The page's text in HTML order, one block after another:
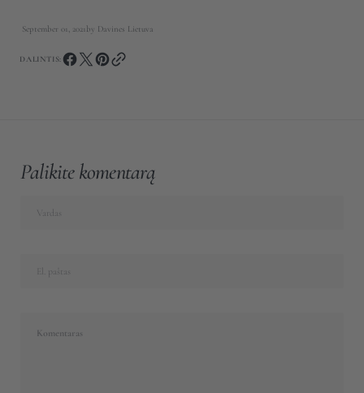
September 01, 2021by Davines Lietuva
DALINTIS:
Palikite komentarą
Vardas
El. paštas
Komentaras